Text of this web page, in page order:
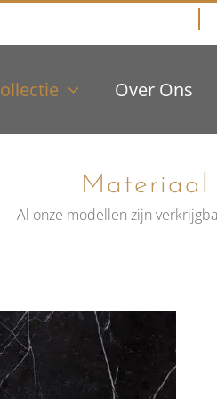
Over Ons
Materiaal
Al onze modellen zijn